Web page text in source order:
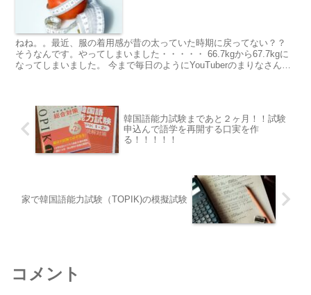
ねね。。最近、服の着用感が昔の太っていた時期に戻ってない？？
そうなんです。やってしまいました・・・・・ 66.7kgから67.7kgに
なってしまいました。 今まで毎日のようにYouTuberのまりなさんが
韓国語能力試験まであと２ヶ月！！試験
申込んで語学を再開する口実を作
る！！！！！
家で韓国語能力試験（TOPIK)の模擬試験
コメント